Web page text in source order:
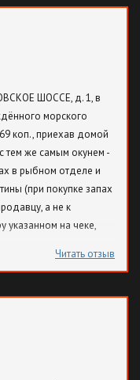
покупателя. Для
выбирать более
магазины.
отзывы о Ваших
магазин принадлежит
ШОССЕ, д. 1, в
морского
коп., приехав домой
тем же самым окунем -
в рыбном отделе и
(при покупке запах
а не к
указанном на чеке,
в магазин, в отделе-
отдела, где нам
товара нет,
(он не вскрывался)
вернёт нам деньги, за
Читать отзыв